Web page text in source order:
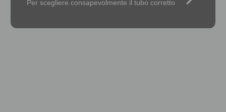
Per scegliere consapevolmente il tubo corretto